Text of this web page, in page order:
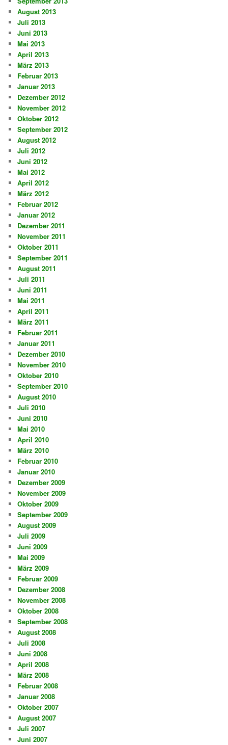
August 2013
Juli 2013
Juni 2013
Mai 2013
April 2013
März 2013
Februar 2013
Januar 2013
Dezember 2012
November 2012
Oktober 2012
September 2012
August 2012
Juli 2012
Juni 2012
Mai 2012
April 2012
März 2012
Februar 2012
Januar 2012
Dezember 2011
November 2011
Oktober 2011
September 2011
August 2011
Juli 2011
Juni 2011
Mai 2011
April 2011
März 2011
Februar 2011
Januar 2011
Dezember 2010
November 2010
Oktober 2010
September 2010
August 2010
Juli 2010
Juni 2010
Mai 2010
April 2010
März 2010
Februar 2010
Januar 2010
Dezember 2009
November 2009
Oktober 2009
September 2009
August 2009
Juli 2009
Juni 2009
Mai 2009
März 2009
Februar 2009
Dezember 2008
November 2008
Oktober 2008
September 2008
August 2008
Juli 2008
Juni 2008
April 2008
März 2008
Februar 2008
Januar 2008
Oktober 2007
August 2007
Juli 2007
Juni 2007